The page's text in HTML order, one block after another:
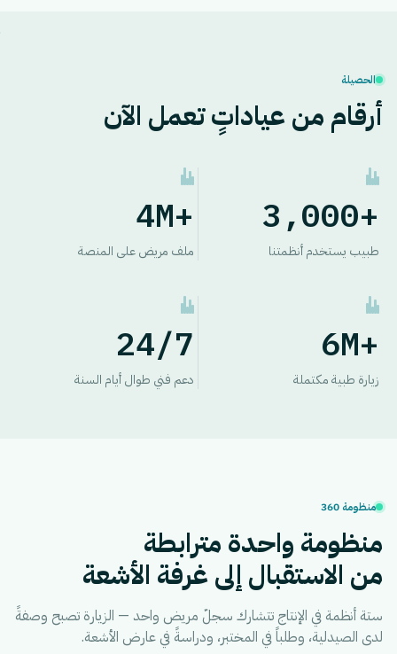
الحصيلة
أرقام من عياداتٍ تعمل الآن
3,000+
طبيب يستخدم أنظمتنا
4M+
ملف مريض على المنصة
6M+
زيارة طبية مكتملة
24/7
دعم فني طوال أيام السنة
منظومة 360
منظومة واحدة مترابطة
من الاستقبال إلى غرفة الأشعة
ستة أنظمة في الإنتاج تتشارك سجلّ مريض واحد — الزيارة تصبح وصفةً
لدى الصيدلية، وطلباً في المختبر، ودراسةً في عارض الأشعة.